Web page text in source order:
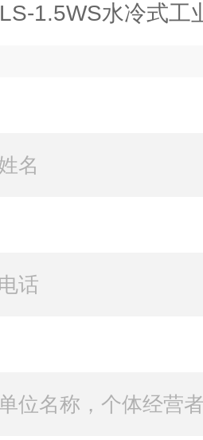
LS-1.5WS水冷式工业冷水机